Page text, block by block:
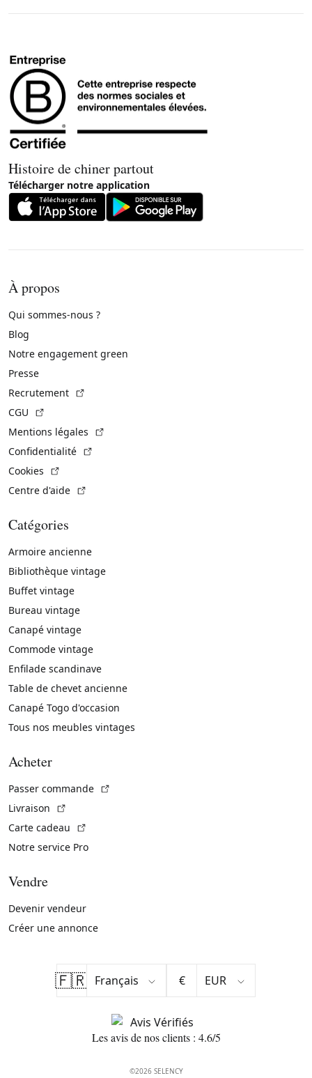
Histoire de chiner partout
Télécharger notre application
À propos
Qui sommes-nous ?
Blog
Notre engagement green
Presse
Recrutement
CGU
Mentions légales
Confidentialité
Cookies
Centre d'aide
Catégories
Armoire ancienne
Bibliothèque vintage
Buffet vintage
Bureau vintage
Canapé vintage
Commode vintage
Enfilade scandinave
Table de chevet ancienne
Canapé Togo d'occasion
Tous nos meubles vintages
Acheter
Passer commande
Livraison
Carte cadeau
Notre service Pro
Vendre
Devenir vendeur
Créer une annonce
🇫🇷 €
Les avis de nos clients : 4.6/5
©2026 SELENCY